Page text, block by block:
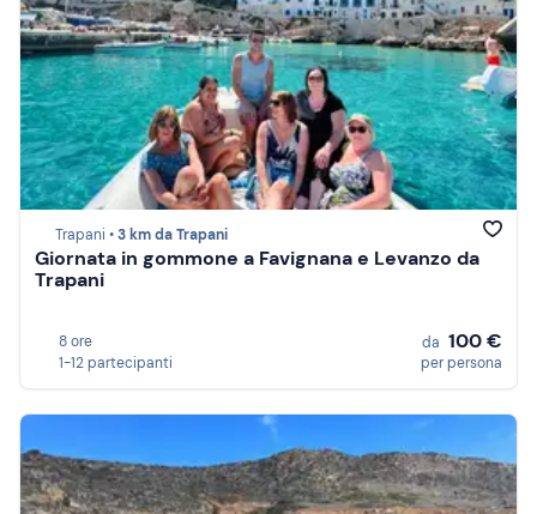
Trapani •3 km da Trapani
Giornata in gommone a Favignana e Levanzo da
Trapani
8 ore
1-12 partecipanti
da 100 €
per persona